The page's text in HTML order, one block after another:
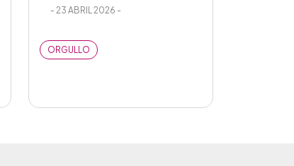
- 23 ABRIL 2026 -
ORGULLO